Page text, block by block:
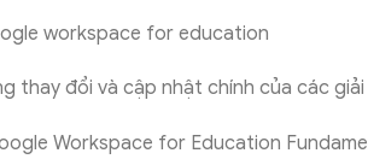
thay đổi và cập nhật chính của các
Workspace for Education